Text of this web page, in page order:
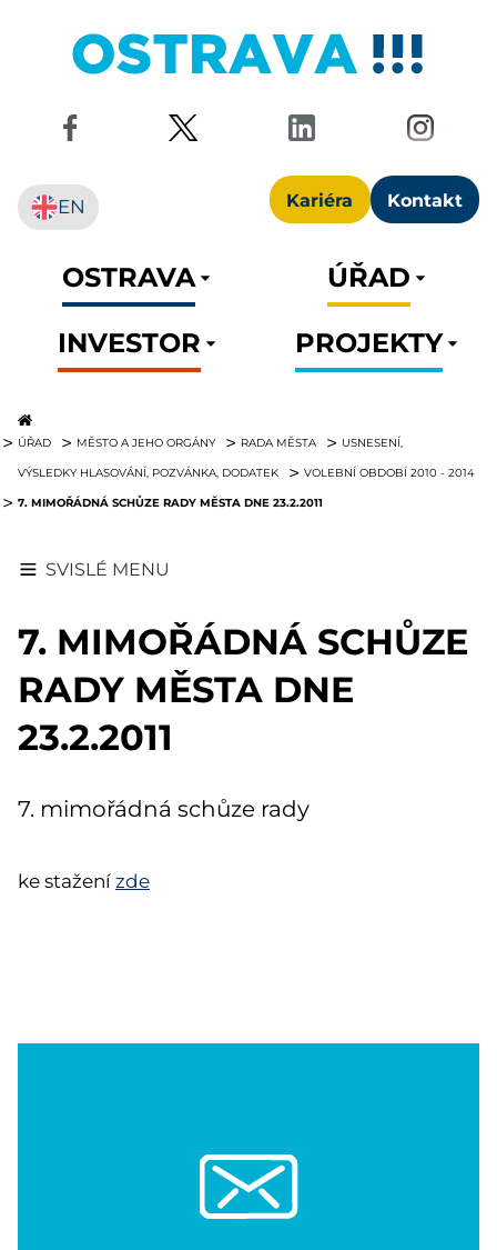
Kariéra Kontakt
EN
OSTRAVA
ÚŘAD
INVESTOR
PROJEKTY
ÚŘAD MĚSTO A JEHO ORGÁNY RADA MĚSTA USNESENÍ,
VÝSLEDKY HLASOVÁNÍ, POZVÁNKA, DODATEK VOLEBNÍ OBDOBÍ 2010 - 2014
7. MIMOŘÁDNÁ SCHŮZE RADY MĚSTA DNE 23.2.2011
SVISLÉ MENU
7. MIMOŘÁDNÁ SCHŮZE
RADY MĚSTA DNE
23.2.2011
7. mimořádná schůze rady
ke stažení zde